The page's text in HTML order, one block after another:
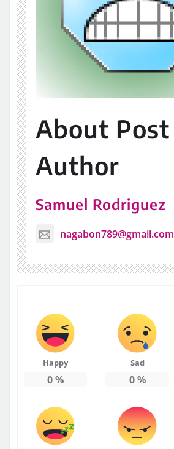
About Post
Author
Samuel Rodriguez
nagabon789@gmail.com
Happy
0%
Sad
0%